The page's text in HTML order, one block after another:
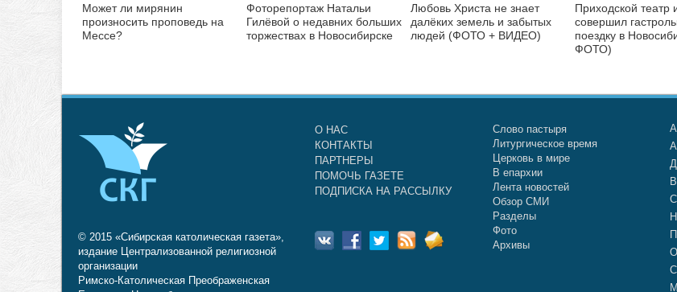
Может ли мирянин
произносить проповедь на
Мессе?
Фоторепортаж Натальи
Гилёвой о недавних больших
торжествах в Новосибирске
Любовь Христа не знает
далёких земель и забытых
людей (ФОТО + ВИДЕО)
Приходской театр
совершил
поездку в
ФОТО)
© 2015 «Сибирская католическая газета»,
издание Централизованной религиозной
организации
Римско-Католическая Преображенская
О НАС
КОНТАКТЫ
ПАРТНЕРЫ
ПОМОЧЬ ГАЗЕТЕ
ПОДПИСКА НА РАССЫЛКУ
Слово пастыря
Литургическое время
Церковь в мире
В епархии
Лента новостей
Обзор СМИ
Разделы
Фото
Архивы